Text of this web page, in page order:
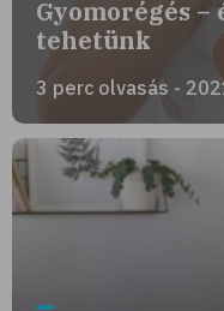
Gyomorégés –
tehetünk
3 perc olvasás -